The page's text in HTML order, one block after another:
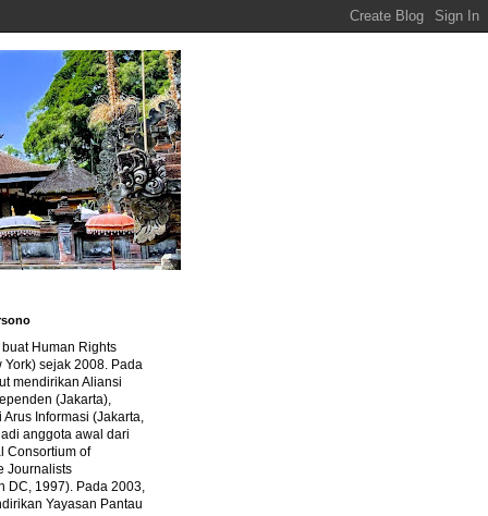
Human Rights
York) sejak 2008. Pada
mendirikan Aliansi
(Jakarta),
Arus Informasi (Jakarta,
anggota awal dari
Consortium of
Journalists
DC, 1997). Pada 2003,
Yayasan Pantau